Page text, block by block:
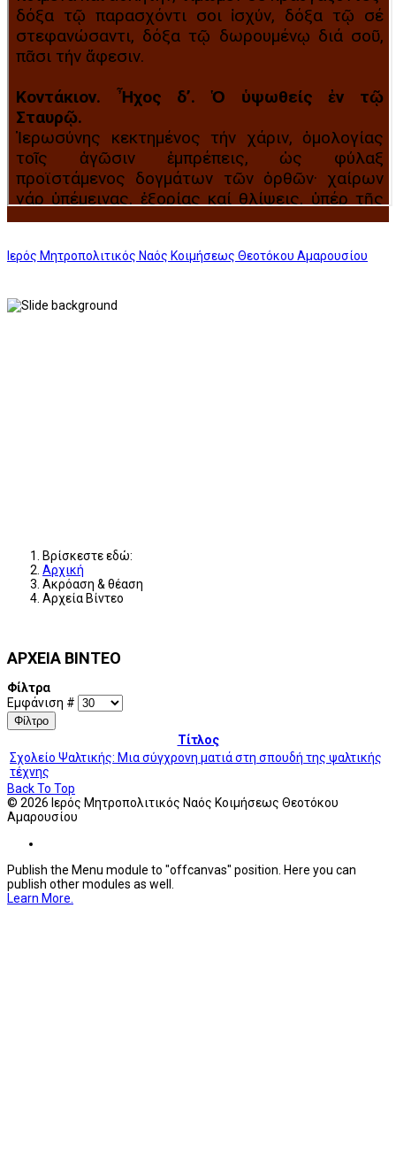
Ιερός Μητροπολιτικός Ναός Κοιμήσεως Θεοτόκου Αμαρουσίου
Βρίσκεστε εδώ:
Αρχική
Ακρόαση & θέαση
Αρχεία Βίντεο
ΑΡΧΕΙΑ ΒΙΝΤΕΟ
Φίλτρα
Εμφάνιση #
Φίλτρο
Τίτλος
Σχολείο Ψαλτικής: Μια σύγχρονη ματιά στη σπουδή της ψαλτικής
τέχνης
Back To Top
© 2026 Ιερός Μητροπολιτικός Ναός Κοιμήσεως Θεοτόκου
Αμαρουσίου
Publish the Menu module to "offcanvas" position. Here you can
publish other modules as well.
Learn More.